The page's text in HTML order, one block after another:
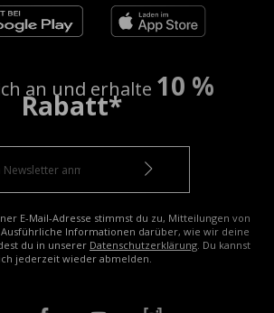
an und erhalte 10 %
Rabatt*
E-Mail-Adresse stimmst du zu, Mitteilungen von
Informationen darüber, wie wir deine
du in unserer Datenschutzerklärung. Du kannst
jederzeit wieder abmelden.